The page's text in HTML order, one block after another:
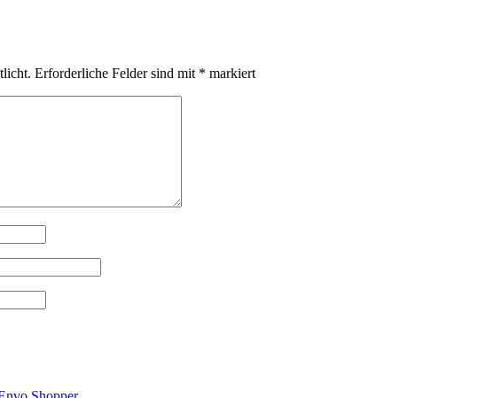
Erforderliche Felder sind mit * markiert